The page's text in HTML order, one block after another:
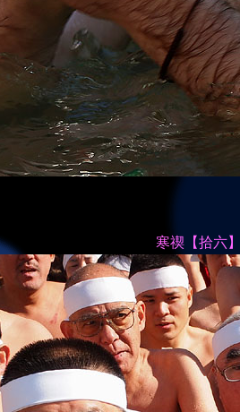
寒禊【拾六